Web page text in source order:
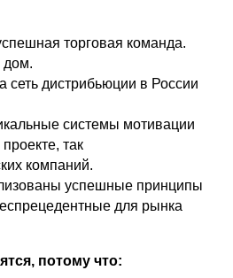
торговая команда.
дом.
сеть дистрибьюции в России
системы мотивации
так
компаний.
успешные принципы
для рынка
потому что: